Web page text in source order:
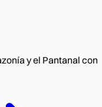
y el Pantanal con